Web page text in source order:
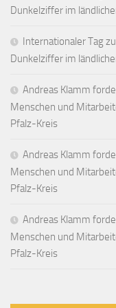
Dunkelziffer im
Internationaler Tag
Dunkelziffer im
Andreas Klamm
Menschen und
Pfalz-Kreis
Andreas Klamm
Menschen und
Pfalz-Kreis
Andreas Klamm
Menschen und
Pfalz-Kreis